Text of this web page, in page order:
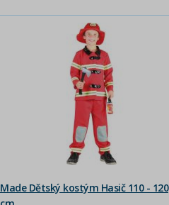
Made Dětský kostým Hasič 110 - 120